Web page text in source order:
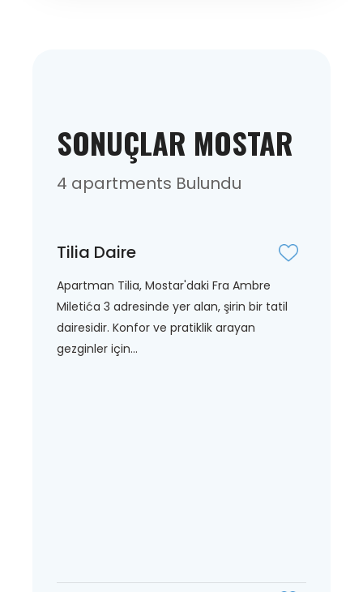
SONUÇLAR MOSTAR
4 apartments Bulundu
Tilia Daire
Apartman Tilia, Mostar'daki Fra Ambre
Miletića 3 adresinde yer alan, şirin bir tatil
dairesidir. Konfor ve pratiklik arayan
gezginler için...